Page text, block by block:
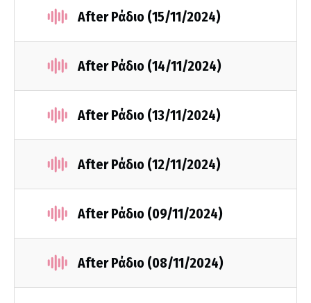
After Ράδιο (15/11/2024)
After Ράδιο (14/11/2024)
After Ράδιο (13/11/2024)
After Ράδιο (12/11/2024)
After Ράδιο (09/11/2024)
After Ράδιο (08/11/2024)